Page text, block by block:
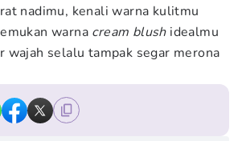
nadimu, kenali warna kulitmu
warna cream blushidealmu
wajah selalu tampak segar merona